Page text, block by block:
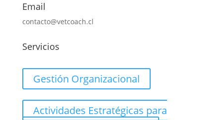
Email
contacto@vetcoach.cl
Servicios
Gestión Organizacional
Actividades Estratégicas para